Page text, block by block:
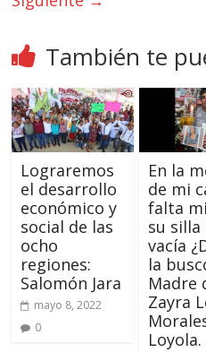
También te
Lograremos
el desarrollo
económico y
social de las
ocho
regiones:
Salomón Jara
mayo 8, 2022
0
En la
de mi
falta
su silla
vacía
la
Madre
Zayra
Loyola.